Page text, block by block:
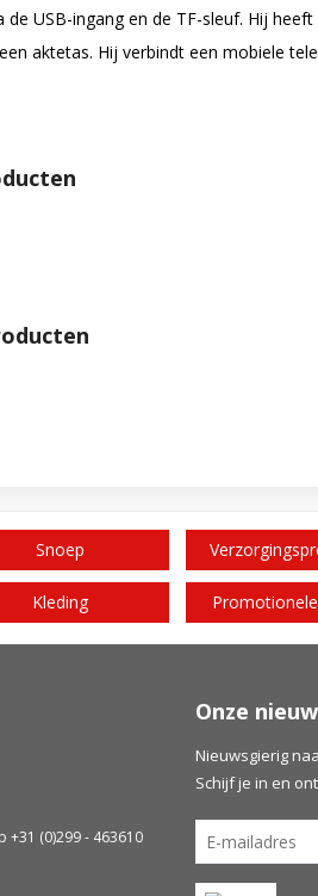
USB-ingang en de TF-sleuf. Hij
aktetas. Hij verbindt een mobiele
Snoep
Kleding
+31 (0)299 - 463610
Onze
Nieuwsgierig
Schijf je in en